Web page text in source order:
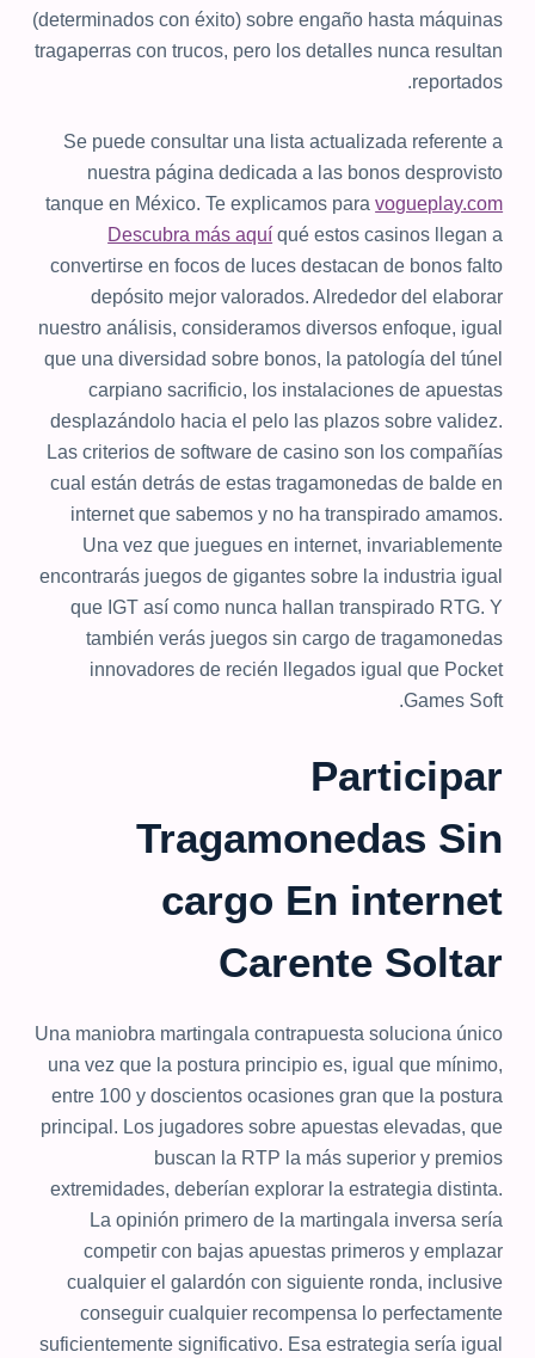
(determinados con éxito) sobre engaño hasta máquinas
tragaperras con trucos, pero los detalles nunca resultan
reportados.
Se puede consultar una lista actualizada referente a
nuestra página dedicada a las bonos desprovisto
tanque en México. Te explicamos paravogueplay.com
Descubra más aquí qué estos casinos llegan a
convertirse en focos de luces destacan de bonos falto
depósito mejor valorados. Alrededor del elaborar
nuestro análisis, consideramos diversos enfoque, igual
que una diversidad sobre bonos, la patologí­a del túnel
carpiano sacrificio, los instalaciones de apuestas
desplazándolo hacia el pelo las plazos sobre validez.
Las criterios de software de casino son los compañías
cual están detrás de estas tragamonedas de balde en
internet que sabemos y no ha transpirado amamos.
Una vez que juegues en internet, invariablemente
encontrarás juegos de gigantes sobre la industria igual
que IGT así­ como nunca hallan transpirado RTG. Y
también verás juegos sin cargo de tragamonedas
innovadores de recién llegados igual que Pocket
Games Soft.
Participar
Tragamonedas Sin
cargo En internet
Carente Soltar
Una maniobra martingala contrapuesta soluciona único
una vez que la postura principio es, igual que mínimo,
entre 100 y doscientos ocasiones gran que la postura
principal. Los jugadores sobre apuestas elevadas, que
buscan la RTP la más superior y premios
extremidades, deberían explorar la estrategia distinta.
La opinión primero de la martingala inversa serí­a
competir con bajas apuestas primeros y emplazar
cualquier el galardón con siguiente ronda, inclusive
conseguir cualquier recompensa lo perfectamente
suficientemente significativo. Esa estrategia serí­a igual